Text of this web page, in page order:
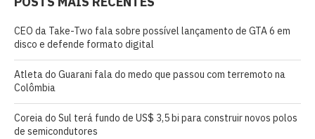
CEO da Take-Two fala sobre possível lançamento de GTA 6 em
disco e defende formato digital
Atleta do Guarani fala do medo que passou com terremoto na
Colômbia
Coreia do Sul terá fundo de US$ 3,5 bi para construir novos polos
de semicondutores